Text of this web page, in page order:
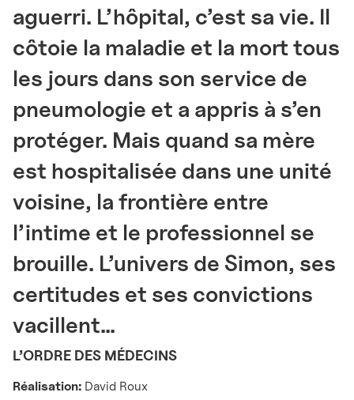
aguerri. L’hôpital, c’est sa vie. Il
côtoie la maladie et la mort tous
les jours dans son service de
pneumologie et a appris à s’en
protéger. Mais quand sa mère
est hospitalisée dans une unité
voisine, la frontière entre
l’intime et le professionnel se
brouille. L’univers de Simon, ses
certitudes et ses convictions
vacillent...
L’ORDRE DES MÉDECINS
Réalisation: David Roux